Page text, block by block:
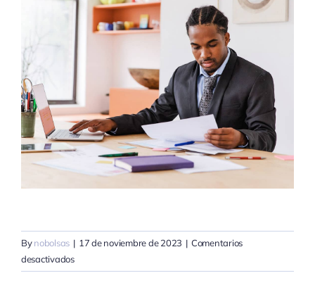
Bynobolsas | 17 de noviembre de 2023 | Comentarios
desactivadosen
What